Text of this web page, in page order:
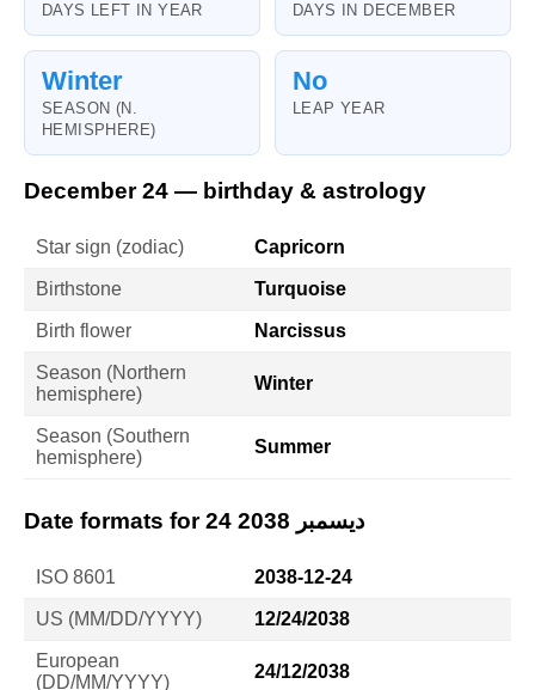
DAYS LEFT IN YEAR DAYS IN DECEMBER
Winter
SEASON (N.
HEMISPHERE)
No
LEAP YEAR
December 24 — birthday & astrology
Star sign (zodiac) Capricorn
Birthstone Turquoise
Birth flower Narcissus
Season (Northern
hemisphere)
Winter
Season (Southern
hemisphere)
Summer
Date formats for 24 ديسمبر 2038
ISO 8601 2038-12-24
US (MM/DD/YYYY) 12/24/2038
European
(DD/MM/YYYY)
24/12/2038